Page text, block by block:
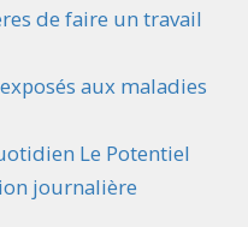
de faire un travail
aux maladies
Le Potentiel
journalière